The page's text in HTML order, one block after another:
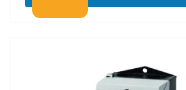
Quel débit de ventilation réglementaire
tertiaires varie en fonction de plusieurs
type de local et l'activité exercée.
Pour les